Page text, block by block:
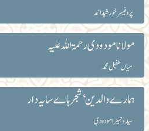
پروفیسر خورشید احمد
مولانا مودودی رحمۃ اللہ علیہ
میاں طفیل محمد
ہمارے والدین‘شجرہاے سایہ دار
سیدہ حمیرا مودودی